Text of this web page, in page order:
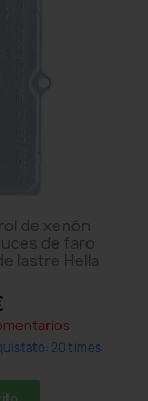
de xenón
de faro
lastre Hella
20 times